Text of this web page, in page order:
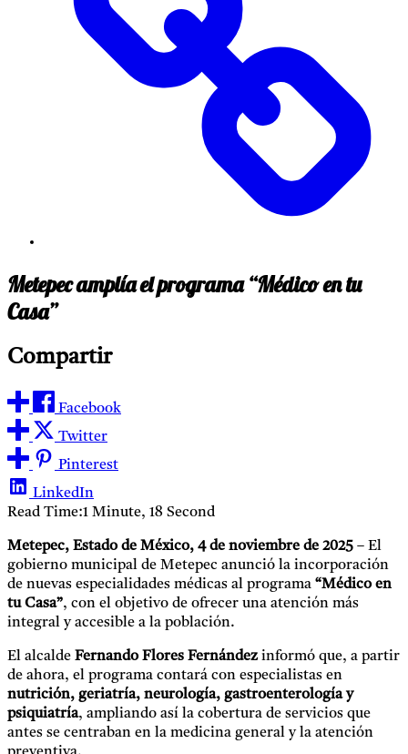
Metepec amplía el programa “Médico en tu
Casa”
Compartir
Facebook
Twitter
Pinterest
LinkedIn
Read Time:1 Minute, 18 Second
Metepec, Estado de México, 4 de noviembre de 2025 – El
gobierno municipal de Metepec anunció la incorporación
de nuevas especialidades médicas al programa “Médico en
tu Casa”, con el objetivo de ofrecer una atención más
integral y accesible a la población.
El alcalde Fernando Flores Fernándezinformó que, a partir
de ahora, el programa contará con especialistas en
nutrición, geriatría, neurología, gastroenterología y
psiquiatría, ampliando así la cobertura de servicios que
antes se centraban en la medicina general y la atención